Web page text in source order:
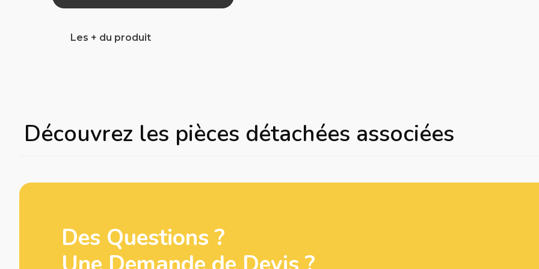
Les + du produit
Découvrez les pièces détachées associées
Des Questions ?